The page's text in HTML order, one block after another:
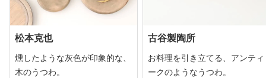
松本克也
燻したような灰色が印象的な、
木のうつわ。
古谷製陶所
お料理を引き立てる、アンティ
ークのようなうつわ。